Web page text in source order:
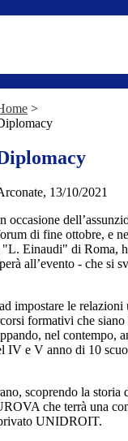
>
13/10/2021
occasione
di fine ottobre, e
Einaudi" di Roma,
all’evento - che si
le relazioni
formativi che
nel
e V anno di 10
scoprendo la
che terrà una
UNIDROIT.